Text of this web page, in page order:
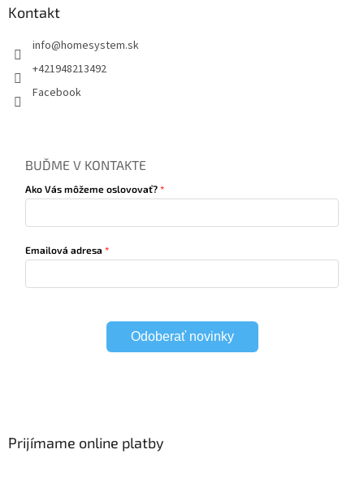
Kontakt
info@homesystem.sk
+421948213492
Facebook
BUĎME V KONTAKTE
Ako Vás môžeme oslovovať?
Emailová adresa
Odoberať novinky
Prijímame online platby